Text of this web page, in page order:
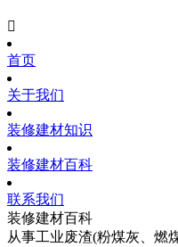

首页
关于我们
装修建材知识
装修建材百科
联系我们
装修建材百科
从事工业废渣(粉煤灰、燃